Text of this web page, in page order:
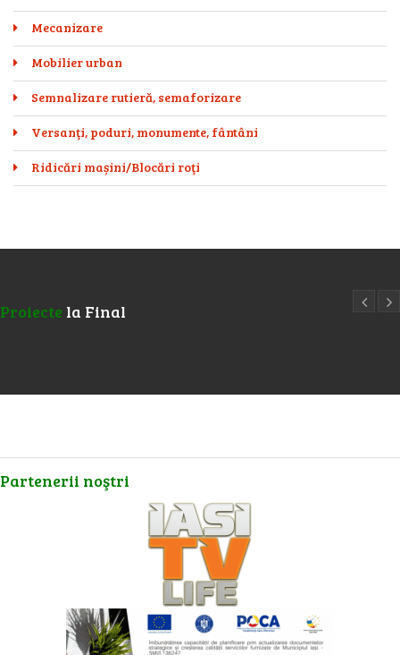
Mecanizare
Mobilier urban
Semnalizare rutieră, semaforizare
Versanţi, poduri, monumente, fântâni
Ridicări mașini/Blocări roţi
Proiecte la Final
Partenerii noştri